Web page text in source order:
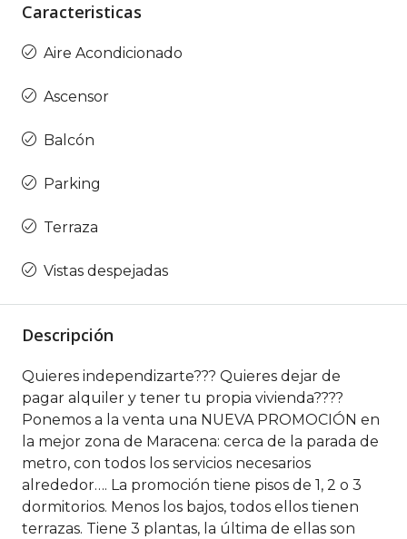
Caracteristicas
Aire Acondicionado
Ascensor
Balcón
Parking
Terraza
Vistas despejadas
Descripción
Quieres independizarte??? Quieres dejar de
pagar alquiler y tener tu propia vivienda????
Ponemos a la venta una NUEVA PROMOCIÓN en
la mejor zona de Maracena: cerca de la parada de
metro, con todos los servicios necesarios
alrededor…. La promoción tiene pisos de 1, 2 o 3
dormitorios. Menos los bajos, todos ellos tienen
terrazas. Tiene 3 plantas, la última de ellas son